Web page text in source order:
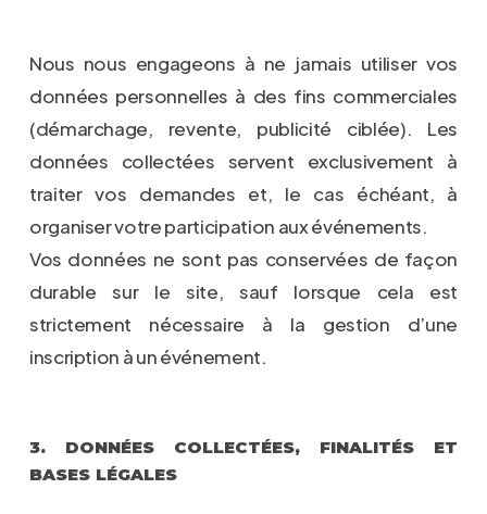
Nous nous engageons à ne jamais utiliser vos
données personnelles à des fins commerciales
(démarchage, revente, publicité ciblée). Les
données collectées servent exclusivement à
traiter vos demandes et, le cas échéant, à
organiser votre participation aux événements.
Vos données ne sont pas conservées de façon
durable sur le site, sauf lorsque cela est
strictement nécessaire à la gestion d’une
inscription à un événement.
3. DONNÉES COLLECTÉES, FINALITÉS ET
BASES LÉGALES